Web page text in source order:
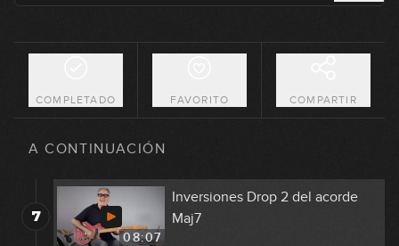
COMPLETADO FAVORITO COMPARTIR
A CONTINUACIÓN
Acordes cuatríadas CAGED: Parte
6
Acordes cuatríadas CAGED: Parte
7
08:07
Inversiones Drop 2 del acorde
Maj7